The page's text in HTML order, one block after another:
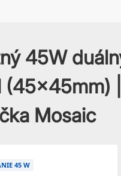
45W
(45x45mm)
Mosaic
45 W